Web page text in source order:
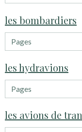
les bombardiers
les hydravions
les avions de